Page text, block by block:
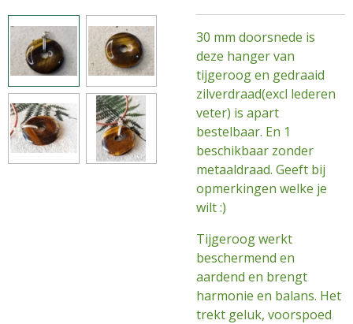
30 mm doorsnede is
deze hanger van
tijgeroog en gedraaid
zilverdraad(excl lederen
veter) is apart
bestelbaar. En 1
beschikbaar zonder
metaaldraad. Geeft bij
opmerkingen welke je
wilt :)
Tijgeroog werkt
beschermend en
aardend en brengt
harmonie en balans. Het
trekt geluk, voorspoed